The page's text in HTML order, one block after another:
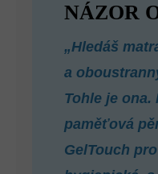
NÁZOR
„Hledáš
a
Tohle je ona.
paměťová
GelTouch